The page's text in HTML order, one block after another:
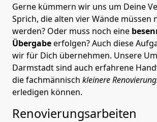
Gerne kümmern wir uns um Deine
Sprich, die alten vier Wände müssen
werden? Oder muss noch eine
Übergabeerfolgen? Auch diese
wir für Dich übernehmen. Unsere
Darmstadt sind auch erfahrene
die fachmännisch kleinere
erledigen können.
Renovierungsarbeiten